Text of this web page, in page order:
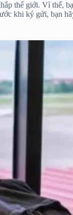
thế giới. Vì thế,
khi ký gửi, bạn